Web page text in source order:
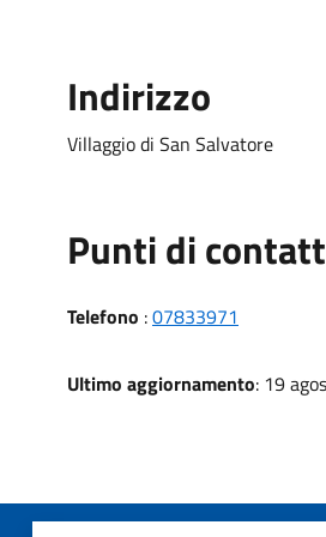
Indirizzo
Villaggio di San Salvatore
Punti di
Telefono :07833971
Ultimo aggiornamento: 19